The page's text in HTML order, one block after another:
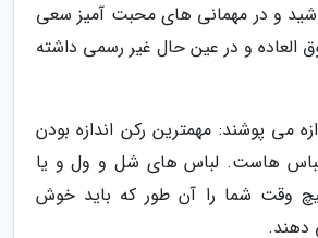
و در مهمانی های محبت آمیز سعی
العاده و در عین حال غیر رسمی داشته
می پوشند: مهمترین رکن اندازه بودن
هاست. لباس های شل و ول و یا
وقت شما را آن طور که باید خوش
دهند.